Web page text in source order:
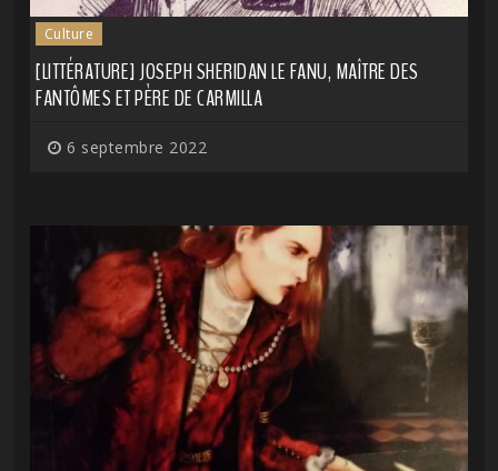
Culture
[LITTÉRATURE] JOSEPH SHERIDAN LE FANU, MAÎTRE DES
FANTÔMES ET PÈRE DE CARMILLA
6 septembre 2022